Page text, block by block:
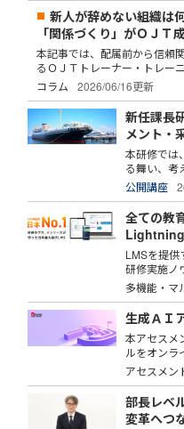
新人が辞めない組織は
「関係づくり」がＯＪＴ
本記事では、配属前から信頼
るＯＪＴトレーナー・トレー
コラム
2026/06/16更新
新任課長
メント・
本研修では
る舞い、考
公開講座
全ての教
Lightning
LMSを提供
研修実施ノ
多機能・マ
生成ＡＩ
本アセスメ
ルをオンラ
アセスメン
部長レベ
変革へつ